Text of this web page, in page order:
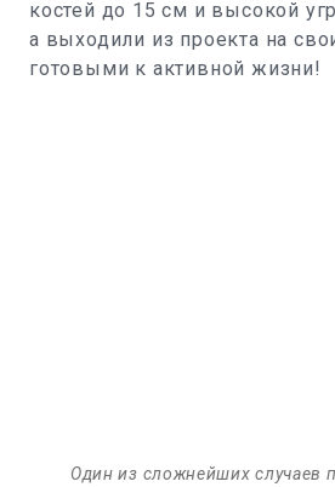
костей до 15 см и высокой
а выходили из проекта на
готовыми к активной жизни!
Один из сложнейших случаев